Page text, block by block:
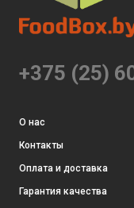
+375 (25)
О нас
Контакты
Оплата и доставка
Гарантия качества